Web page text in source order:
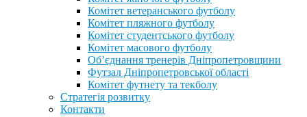
Комітет ветеранського футболу
Комітет пляжного футболу
Комітет студентського футболу
Комітет масового футболу
Обʼєднання тренерів Дніпропетровщини
Футзал Дніпропетровської області
Комітет футнету та текболу
Стратегія розвитку
Контакти